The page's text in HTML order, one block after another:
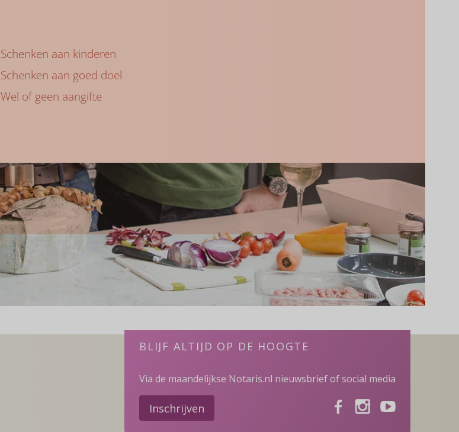
Schenken aan kinderen
Schenken aan goed doel
Wel of geen aangifte
BLIJF ALTIJD OP DE HOOGTE
Via de maandelijkse Notaris.nl nieuwsbrief of social media
Inschrijven FacebookInstagram
Youtube